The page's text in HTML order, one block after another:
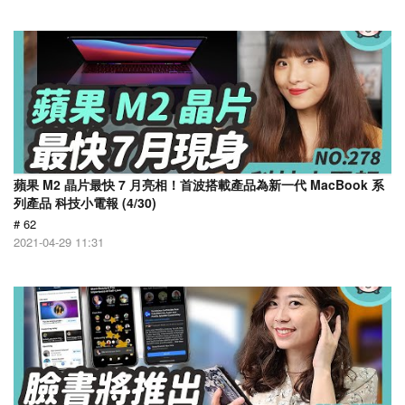
蘋果 M2 晶片最快 7 月亮相！首波搭載產品為新一代 MacBook 系
列產品 科技小電報 (4/30)
# 62
2021-04-29 11:31